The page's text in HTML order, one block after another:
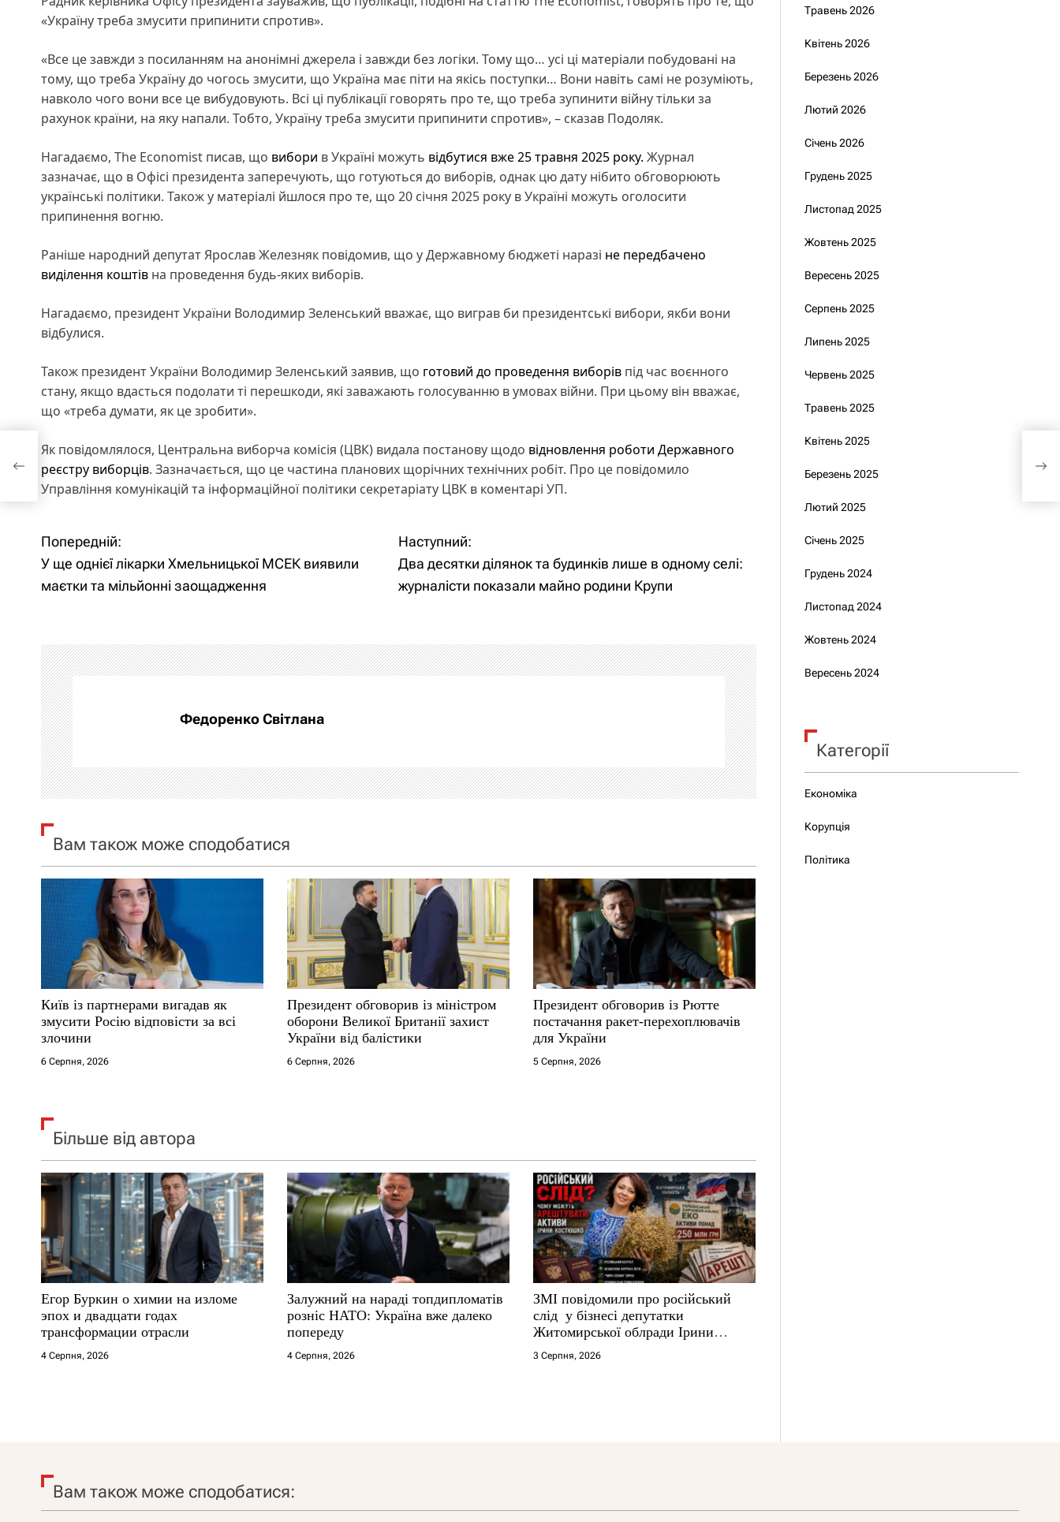
«Україну треба змусити припинити спротив».
«Все це завжди з посиланням на анонімні джерела і завжди без логіки. Тому що… усі ці матеріали побудовані на
тому, що треба Україну до чогось змусити, що Україна має піти на якісь поступки… Вони навіть самі не розуміють,
навколо чого вони все це вибудовують. Всі ці публікації говорять про те, що треба зупинити війну тільки за
рахунок країни, на яку напали. Тобто, Україну треба змусити припинити спротив», – сказав Подоляк.
Нагадаємо, The Economist писав, що вибори в Україні можуть відбутися вже 25 травня 2025 року. Журнал
зазначає, що в Офісі президента заперечують, що готуються до виборів, однак цю дату нібито обговорюють
українські політики. Також у матеріалі йшлося про те, що 20 січня 2025 року в Україні можуть оголосити
припинення вогню.
Раніше народний депутат Ярослав Железняк повідомив, що у Державному бюджеті наразі не передбачено
виділення коштів на проведення будь-яких виборів.
Нагадаємо, президент України Володимир Зеленський вважає, що виграв би президентські вибори, якби вони
відбулися.
Також президент України Володимир Зеленський заявив, що готовий до проведення виборів під час воєнного
стану, якщо вдасться подолати ті перешкоди, які заважають голосуванню в умовах війни. При цьому він вважає,
що «треба думати, як це зробити».
Як повідомлялося, Центральна виборча комісія (ЦВК) видала постанову щодо відновлення роботи Державного
реєстру виборців. Зазначається, що це частина планових щорічних технічних робіт. Про це повідомило
Управління комунікацій та інформаційної політики секретаріату ЦВК в коментарі УП.
Н
а
і
г
а
ц
і
я
а
п
и
с
і
в
Попередній:
У ще однієї лікарки Хмельницької МСЕК виявили
маєтки та мільйонні заощадження
Наступний:
Два десятки ділянок та будинків лише в одному селі:
журналісти показали майно родини Крупи
Федоренко Світлана
Вам також може сподобатися
Київ із партнерами вигадав як
змусити Росію відповісти за всі
злочини
6 Серпня, 2026
Президент обговорив із міністром
оборони Великої Британії захист
України від балістики
6 Серпня, 2026
Президент обговорив із Рютте
постачання ракет-перехоплювачів
для України
5 Серпня, 2026
Більше від автора
Егор Буркин о химии на изломе
эпох и двадцати годах
трансформации отрасли
4 Серпня, 2026
Залужний на нараді топдипломатів
розніс НАТО: Україна вже далеко
попереду
4 Серпня, 2026
ЗМІ повідомили про російський
слід у бізнесі депутатки
Житомирської облради Ірини
Костюшко та чому можуть
арештувати її активи
3 Серпня, 2026
Травень 2026
Квітень 2026
Березень 2026
Лютий 2026
Січень 2026
Грудень 2025
Листопад 2025
Жовтень 2025
Вересень 2025
Серпень 2025
Липень 2025
Червень 2025
Травень 2025
Квітень 2025
Березень 2025
Лютий 2025
Січень 2025
Грудень 2024
Листопад 2024
Жовтень 2024
Вересень 2024
Категорії
Економіка
Корупція
Політика
Вам також може сподобатися: